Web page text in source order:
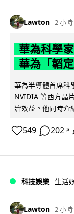
Lawton 2 小時
華為科學
華為「韜
華為半導體首席科
NVIDIA 等西方晶
濟效益。他同時介
549 202 ↗
科技娛樂 生活
Lawton 2 小時